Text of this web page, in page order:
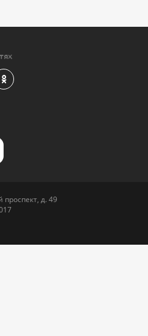
д. 49